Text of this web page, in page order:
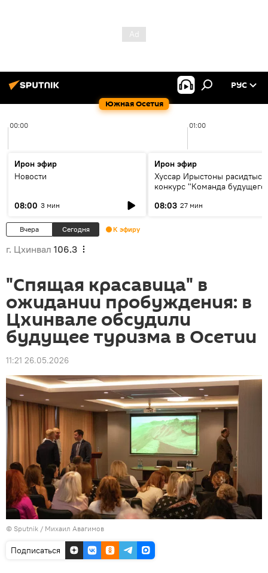
Южная Осетия
РУС
00:00 01:00
Ирон эфир
Новости
08:00 3 мин
Ирон эфир
Хуссар Ирыстоны
конкурс "Команда
08:03 27 мин
Вчера Сегодня К эфиру
г. Цхинвал 106.3
"Спящая красавица" в
ожидании пробуждения: в
Цхинвале обсудили
будущее туризма в Осетии
11:21 26.05.2026
© Sputnik / Михаил Авагимов
Подписаться